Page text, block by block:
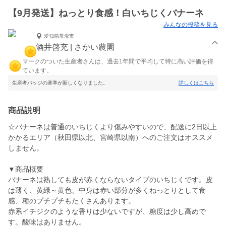
【9月発送】ねっとり食感！白いちじくバナーネ
みんなの投稿を見る
愛知県常滑市
酒井啓充 | さかい農園
マークのついた生産者さんは、過去1年間で平均して特に高い評価を得
ています。
生産者バッジの基準が新しくなりました。 詳しくはこちら
商品説明
☆バナーネは普通のいちじくより傷みやすいので、配送に2日以上
かかるエリア（秋田県以北、宮崎県以南）へのご注文はオススメ
しません。
▼商品概要
バナーネは熟しても皮が赤くならないタイプのいちじくです。皮
は薄く、黄緑～黄色、中身は赤い部分が多くねっとりとして食
感、種のプチプチもたくさんあります。
赤系イチジクのような香りは少ないですが、糖度は少し高めで
す。酸味はありません。